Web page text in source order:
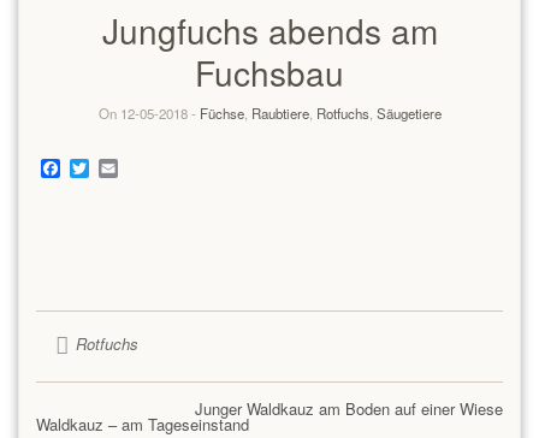
Jungfuchs abends am
Fuchsbau
On 12-05-2018 - Füchse, Raubtiere, Rotfuchs, Säugetiere
Facebook
TwitterEmail
Rotfuchs
Junger Waldkauz am Boden auf einer Wiese
Waldkauz – am Tageseinstand